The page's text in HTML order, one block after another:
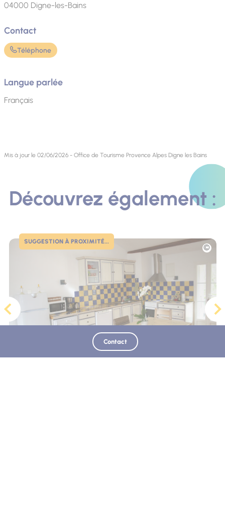
04000 Digne-les-Bains
Contact
Téléphone
Langue parlée
Français
Mis à jour le 02/06/2026 - Office de Tourisme Provence Alpes Digne les Bains
Découvrez également :
PhotoSUGGESTION À PROXIMITÉ...
Contact